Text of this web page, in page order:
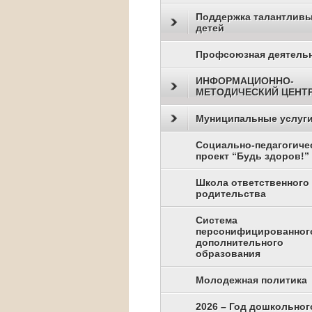
Поддержка
детей
Профсоюзная
ИНФОРМАЦИОННО-
МЕТОДИЧЕСКИЙ
Муниципальные услуги
Социально-
проект “Будь здоров!”
Школа ответственного
родительства
Система
дополнительного
образования
Молодежная политика
2026 – Год